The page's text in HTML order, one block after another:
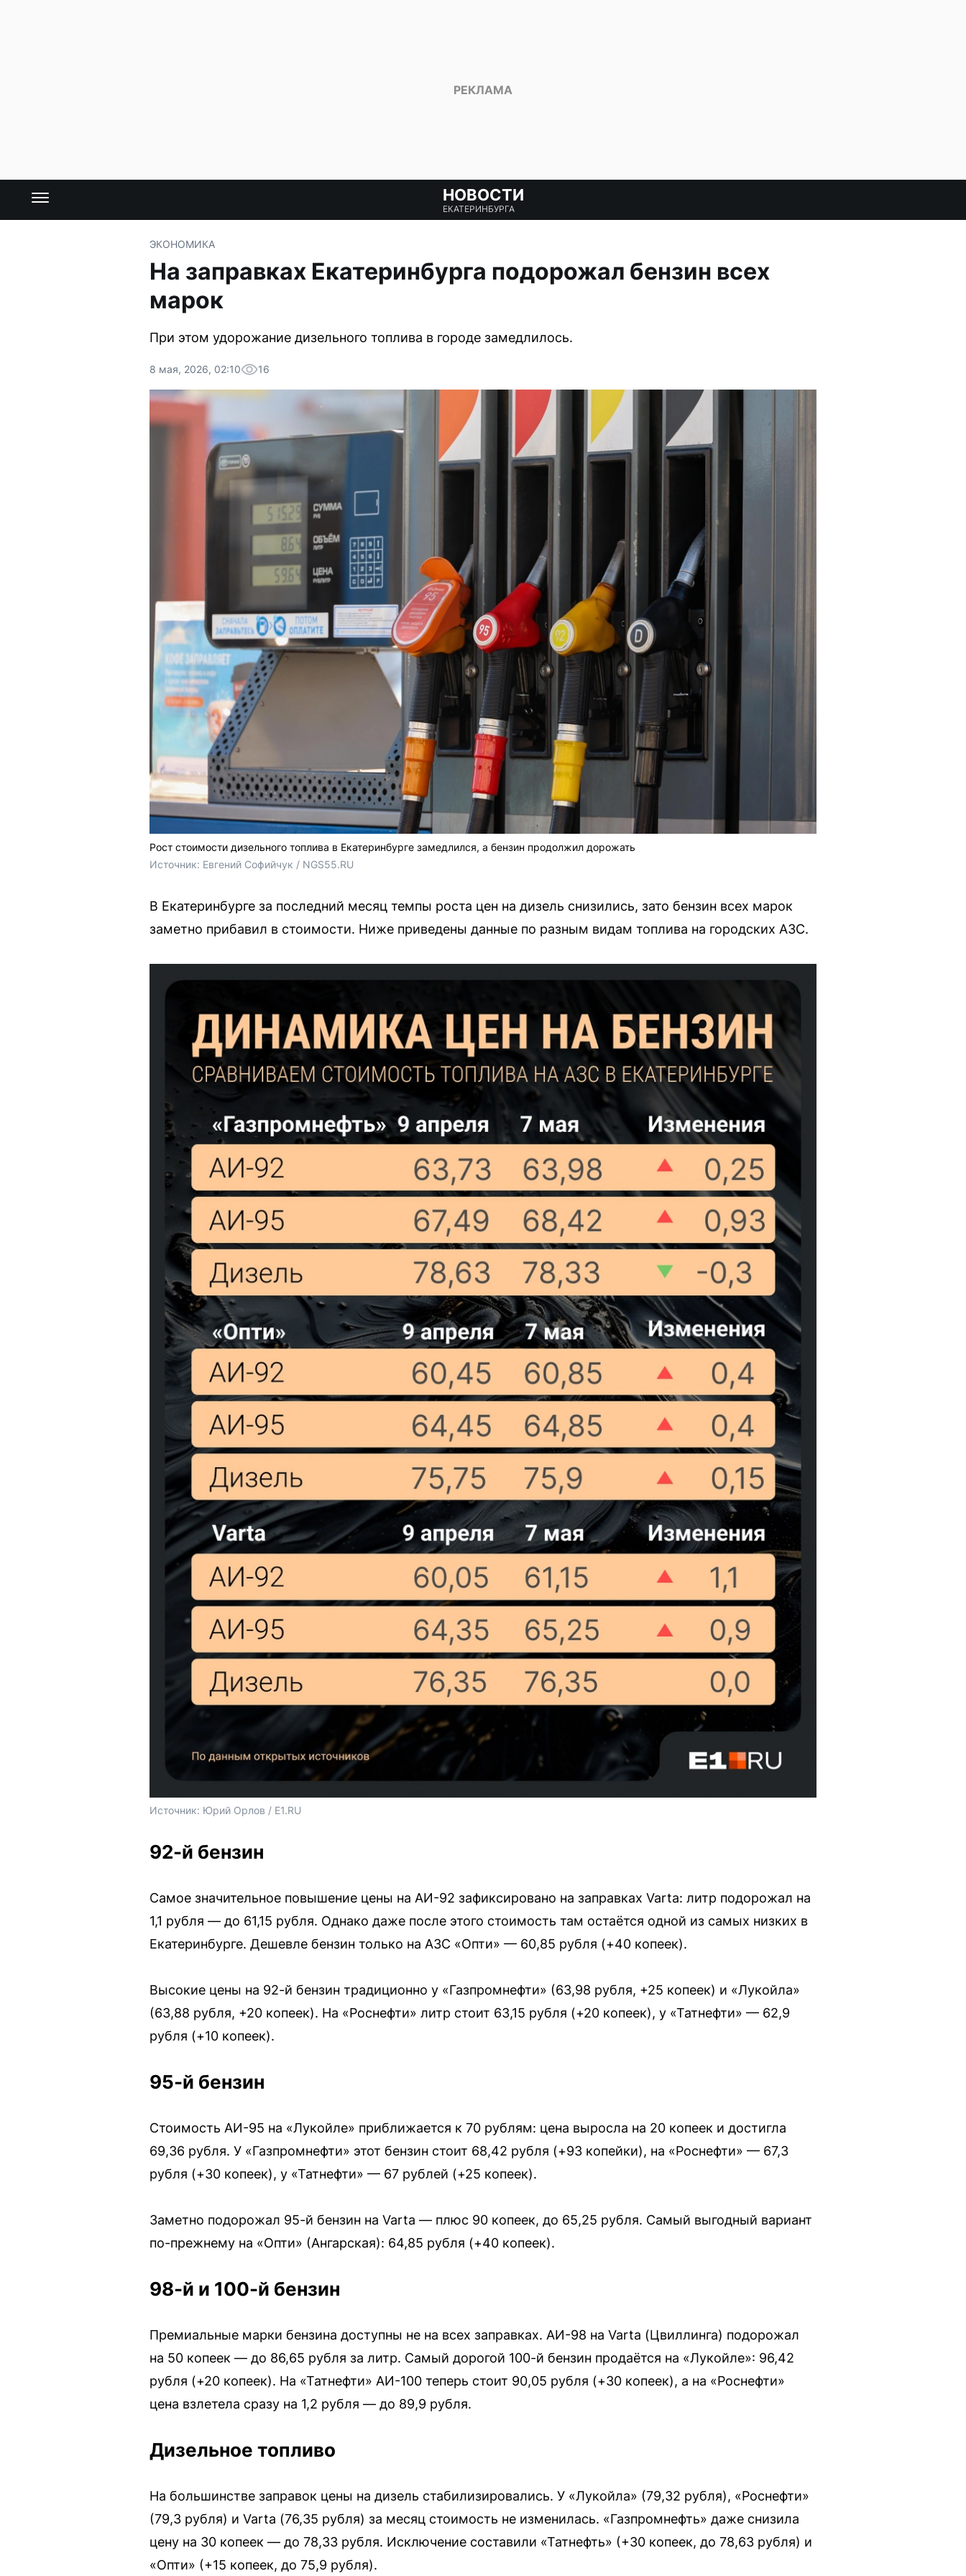
НОВОСТИ
ЕКАТЕРИНБУРГА
ЭКОНОМИКА
На заправках Екатеринбурга подорожал бензин всех
марок
При этом удорожание дизельного топлива в городе замедлилось.
8 мая, 2026, 02:10 16
Рост стоимости дизельного топлива в Екатеринбурге замедлился, а бензин продолжил дорожать
Источник: Евгений Софийчук / NGS55.RU
В Екатеринбурге за последний месяц темпы роста цен на дизель снизились, зато бензин всех марок
заметно прибавил в стоимости. Ниже приведены данные по разным видам топлива на городских АЗС.
Источник: Юрий Орлов / E1.RU
92-й бензин
Самое значительное повышение цены на АИ-92 зафиксировано на заправках Varta: литр подорожал на
1,1 рубля — до 61,15 рубля. Однако даже после этого стоимость там остаётся одной из самых низких в
Екатеринбурге. Дешевле бензин только на АЗС «Опти» — 60,85 рубля (+40 копеек).
Высокие цены на 92-й бензин традиционно у «Газпромнефти» (63,98 рубля, +25 копеек) и «Лукойла»
(63,88 рубля, +20 копеек). На «Роснефти» литр стоит 63,15 рубля (+20 копеек), у «Татнефти» — 62,9
рубля (+10 копеек).
95-й бензин
Стоимость АИ-95 на «Лукойле» приближается к 70 рублям: цена выросла на 20 копеек и достигла
69,36 рубля. У «Газпромнефти» этот бензин стоит 68,42 рубля (+93 копейки), на «Роснефти» — 67,3
рубля (+30 копеек), у «Татнефти» — 67 рублей (+25 копеек).
Заметно подорожал 95-й бензин на Varta — плюс 90 копеек, до 65,25 рубля. Самый выгодный вариант
по-прежнему на «Опти» (Ангарская): 64,85 рубля (+40 копеек).
98-й и 100-й бензин
Премиальные марки бензина доступны не на всех заправках. АИ-98 на Varta (Цвиллинга) подорожал
на 50 копеек — до 86,65 рубля за литр. Самый дорогой 100-й бензин продаётся на «Лукойле»: 96,42
рубля (+20 копеек). На «Татнефти» АИ-100 теперь стоит 90,05 рубля (+30 копеек), а на «Роснефти»
цена взлетела сразу на 1,2 рубля — до 89,9 рубля.
Дизельное топливо
На большинстве заправок цены на дизель стабилизировались. У «Лукойла» (79,32 рубля), «Роснефти»
(79,3 рубля) и Varta (76,35 рубля) за месяц стоимость не изменилась. «Газпромнефть» даже снизила
цену на 30 копеек — до 78,33 рубля. Исключение составили «Татнефть» (+30 копеек, до 78,63 рубля) и
«Опти» (+15 копеек, до 75,9 рубля).